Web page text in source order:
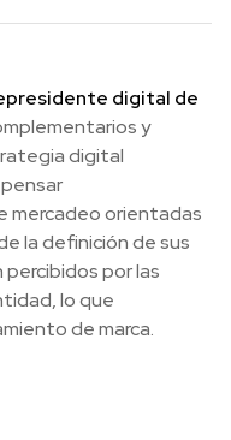
digital de
y
digital
mercadeo orientadas
la definición de sus
por las
lo que
de marca.